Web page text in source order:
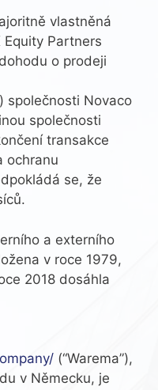
vlastněná
Partners
o prodeji
společnosti Novaco
společnosti
transakce
ochranu
se, že
a externího
v roce 1979,
2018 dosáhla
(“Warema”),
v Německu, je